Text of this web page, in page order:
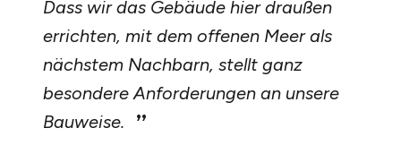
Dass wir das Gebäude hier draußen
errichten, mit dem offenen Meer als
nächstem Nachbarn, stellt ganz
besondere Anforderungen an unsere
Bauweise.